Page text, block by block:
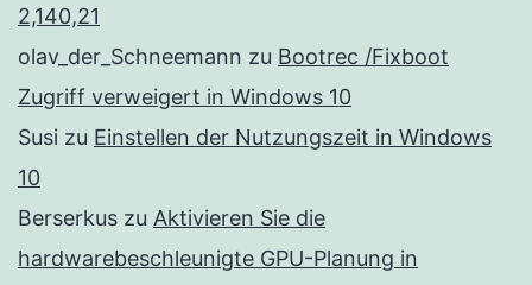
2,140,21
olav_der_Schneemann zu Bootrec /Fixboot
Zugriff verweigert in Windows 10
Susi zu Einstellen der Nutzungszeit in Windows
10
Berserkus zu Aktivieren Sie die
hardwarebeschleunigte GPU-Planung in